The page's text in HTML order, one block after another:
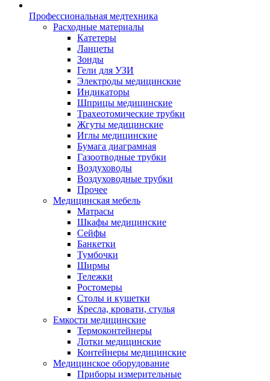
Профессиональная медтехника
Расходные материалы
Катетеры
Ланцеты
Зонды
Гели для УЗИ
Электроды медицинские
Индикаторы
Шприцы медицинские
Трахеотомические трубки
Жгуты медицинские
Иглы медицинские
Бумага диаграмная
Газоотводные трубки
Воздуховоды
Воздуховодные трубки
Прочее
Медицинская мебель
Матрасы
Шкафы медицинские
Сейфы
Банкетки
Тумбочки
Ширмы
Тележки
Ростомеры
Столы и кушетки
Кресла, кровати, стулья
Емкости медицинские
Термоконтейнеры
Лотки медицинские
Контейнеры медицинские
Медицинское оборудование
Приборы измерительные